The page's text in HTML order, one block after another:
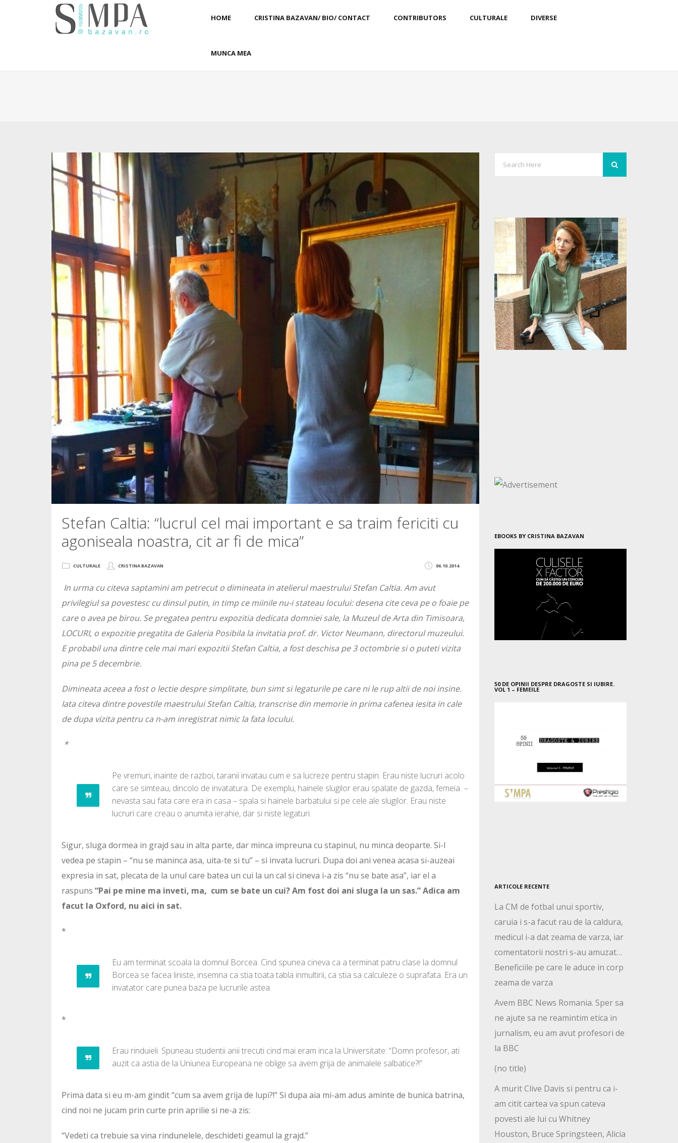
HOME CRISTINA BAZAVAN/ BIO/ CONTACT CONTRIBUTORS CULTURALE DIVERSE
MUNCA MEA
Stefan Caltia: “lucrul cel mai important e sa traim fericiti cu
agoniseala noastra, cit ar fi de mica”
06.10.2014
CULTURALE CRISTINA BAZAVAN
In urma cu citeva saptamini am petrecut o dimineata in atelierul maestrului Stefan Caltia. Am avut
privilegiul sa povestesc cu dinsul putin, in timp ce miinile nu-i stateau locului: desena cite ceva pe o foaie pe
care o avea pe birou. Se pregatea pentru expozitia dedicata domniei sale, la Muzeul de Arta din Timisoara,
LOCURI, o expozitie pregatita de Galeria Posibila la invitatia prof. dr. Victor Neumann, directorul muzeului.
E probabil una dintre cele mai mari expozitii Stefan Caltia, a fost deschisa pe 3 octombrie si o puteti vizita
pina pe 5 decembrie.
Dimineata aceea a fost o lectie despre simplitate, bun simt si legaturile pe care ni le rup altii de noi insine.
Iata citeva dintre povestile maestrului Stefan Caltia, transcrise din memorie in prima cafenea iesita in cale
de dupa vizita pentru ca n-am inregistrat nimic la fata locului.
*
Pe vremuri, inainte de razboi, taranii invatau cum e sa lucreze pentru stapin. Erau niste lucruri acolo
care se simteau, dincolo de invatatura. De exemplu, hainele slugilor erau spalate de gazda, femeia –
nevasta sau fata care era in casa – spala si hainele barbatului si pe cele ale slugilor. Erau niste
lucruri care creau o anumita ierahie, dar si niste legaturi.
Sigur, sluga dormea in grajd sau in alta parte, dar minca impreuna cu stapinul, nu minca deoparte. Si-l
vedea pe stapin – “nu se maninca asa, uita-te si tu” – si invata lucruri. Dupa doi ani venea acasa si-auzeai
expresia in sat, plecata de la unul care batea un cui la un cal si cineva i-a zis “nu se bate asa”, iar el a
raspuns “Pai pe mine ma inveti, ma, cum se bate un cui? Am fost doi ani sluga la un sas.” Adica am
facut la Oxford, nu aici in sat.
*
Eu am terminat scoala la domnul Borcea. Cind spunea cineva ca a terminat patru clase la domnul
Borcea se facea liniste, insemna ca stia toata tabla inmultirii, ca stia sa calculeze o suprafata. Era un
invatator care punea baza pe lucrurile astea.
*
Erau rinduieli. Spuneau studentii anii trecuti cind mai eram inca la Universitate: “Domn profesor, ati
auzit ca astia de la Uniunea Europeana ne oblige sa avem grija de animalele salbatice?!”
Prima data si eu m-am gindit “cum sa avem grija de lupi?!” Si dupa aia mi-am adus aminte de bunica batrina,
cind noi ne jucam prin curte prin aprilie si ne-a zis:
“Vedeti ca trebuie sa vina rindunelele, deschideti geamul la grajd.”
EBOOKS BY CRISTINA BAZAVAN
50 DE OPINII DESPRE DRAGOSTE SI IUBIRE.
VOL 1 – FEMEILE
ARTICOLE RECENTE
La CM de fotbal unui sportiv,
caruia i s-a facut rau de la caldura,
medicul i-a dat zeama de varza, iar
comentatorii nostri s-au amuzat…
Beneficiile pe care le aduce in corp
zeama de varza
Avem BBC News Romania. Sper sa
ne ajute sa ne reamintim etica in
jurnalism, eu am avut profesori de
la BBC
(no title)
A murit Clive Davis si pentru ca i-
am citit cartea va spun cateva
povesti ale lui cu Whitney
Houston, Bruce Springsteen, Alicia